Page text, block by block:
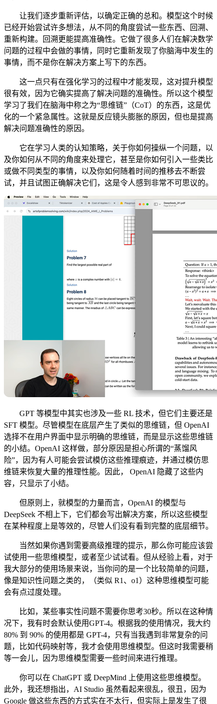
让我们逐步重新评估，以确定正确的总和。模型这个时候
已经开始尝试许多想法，从不同的角度尝试一些东西、回溯、
重新构建。回溯更能提高准确性。它做了很多人们在解决数学
问题的过程中会做的事情，同时它重新发现了你脑海中发生的
事情，而不是你在解决方案上写下的东西。
这一点只有在强化学习的过程中才能发现，这对提升模型
很有效，因为它确实提高了解决问题的准确性。所以这个模型
学习了我们在脑海中称之为“思维链”（CoT）的东西，这是优
化的一个紧急属性。这就是反应镜头膨胀的原因，但也是提高
解决问题准确性的原因。
它在学习人类的认知策略，关于你如何操纵一个问题，以
及你如何从不同的角度来处理它，甚至是你如何引入一些类比
或做不同类型的事情，以及你如何随着时间的推移去不断尝
试，并且试图正确解决它们，这是令人感到非常不可思议的。
GPT 等模型中其实也涉及一些 RL 技术，但它们主要还是
SFT 模型。尽管模型在底层产生了类似的思维链，但 OpenAI
选择不在用户界面中显示明确的思维链，而是显示这些思维链
的小结。OpenAI 这样做，部分原因是担心所谓的“蒸馏风
险”，因为有人可能会尝试模仿这些推理痕迹，并通过模仿思
维链来恢复大量的推理性能。因此， OpenAI 隐藏了这些内
容，只显示了小结。
但原则上，就模型的力量而言，OpenAI 的模型与
DeepSeek 不相上下，它们都会写出解决方案，所以这些模型
在某种程度上是等效的，尽管人们没有看到完整的底层细节。
当然如果你遇到需要高级推理的提示，那么你可能应该尝
试使用一些思维模型，或者至少试试看。但从经验上看，对于
我大部分的使用场景来说，当你问的是一个比较简单的问题，
像是知识性问题之类的，（类似 R1、o1）这种思维模型可能
会有点过度处理。
比如，某些事实性问题不需要你思考30秒。所以在这种情
况下，我有时会默认使用GPT-4。根据我的使用情况，我大约
80% 到 90% 的使用都是 GPT-4，只有当我遇到非常复杂的问
题，比如代码映射等，我才会使用思维模型。但这时我需要稍
等一会儿，因为思维模型需要一些时间来进行推理。
你可以在 ChatGPT 或 DeepMind 上使用这些思维模型。
此外，我还想指出，AI Studio 虽然看起来很乱，很丑，因为
Google 做这些东西的方式实在不太行，但实际上是发生了很